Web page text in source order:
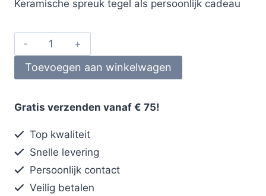
Keramische spreuk tegel als persoonlijk cadeau
Toevoegen aan winkelwagen
Gratis verzenden vanaf € 75!
Top kwaliteit
Snelle levering
Persoonlijk contact
Veilig betalen